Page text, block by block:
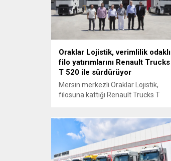
gerçekleştirdi.
Oraklar Lojistik, verimlilik odaklı
filo yatırımlarını Renault Trucks
T 520 ile sürdürüyor
Mersin merkezli Oraklar Lojistik,
filosuna kattığı Renault Trucks T
törenle teslim aldı.